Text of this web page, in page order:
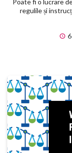
Poate fi o lucrare
regulile și